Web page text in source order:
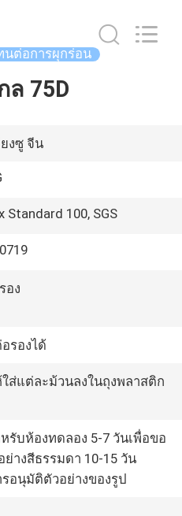
นต่อการผุกร่อน
ล 75D
งซู จีน
Standard 100, SGS
อง
รองได้
ส่แต่ละม้วนลงในถุงพลาสติก
รับห้องทดลอง 5-7 วันเพื่อขอ
างสีธรรมดา 10-15 วัน
อนุมัติตัวอย่างของรูป